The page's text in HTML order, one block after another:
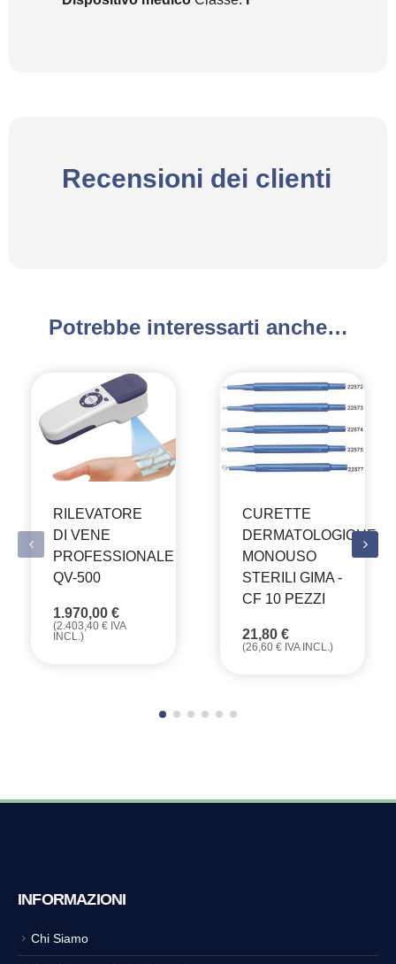
Recensioni dei clienti
Potrebbe interessarti anche…
RILEVATORE
DI VENE
PROFESSIONALE
QV-500
1.970,00 €
(2.403,40 € IVA
INCL.)
CURETTE
DERMATOLOGICHE
MONOUSO
STERILI GIMA -
CF 10 PEZZI
21,80 €
(26,60 € IVA INCL.)
INFORMAZIONI
Chi Siamo